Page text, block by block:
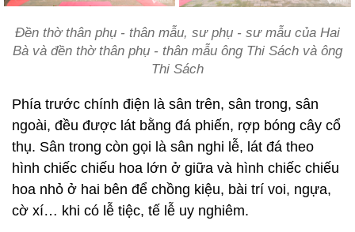
Đền thờ thân phụ - thân mẫu, sư phụ - sư mẫu của Hai
Bà và đền thờ thân phụ - thân mẫu ông Thi Sách và ông
Thi Sách
Phía trước chính điện là sân trên, sân trong, sân
ngoài, đều được lát bằng đá phiến, rợp bóng cây cổ
thụ. Sân trong còn gọi là sân nghi lễ, lát đá theo
hình chiếc chiếu hoa lớn ở giữa và hình chiếc chiếu
hoa nhỏ ở hai bên để chồng kiệu, bài trí voi, ngựa,
cờ xí… khi có lễ tiệc, tế lễ uy nghiêm.